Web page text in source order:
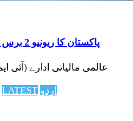
پاکستان کا ریونیو 2 برس میں دگنا ہو گیا: آئی ایم ایف
LATEST اردو